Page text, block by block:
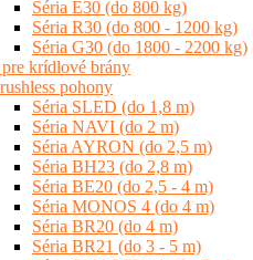
Séria E30 (do 800 kg)
Séria R30 (do 800 - 1200 kg)
Séria G30 (do 1800 - 2200 kg)
krídlové brány
pohony
Séria SLED (do 1,8 m)
Séria NAVI (do 2 m)
Séria AYRON (do 2,5 m)
Séria BH23 (do 2,8 m)
Séria BE20 (do 2,5 - 4 m)
Séria MONOS 4 (do 4 m)
Séria BR20 (do 4 m)
Séria BR21 (do 3 - 5 m)